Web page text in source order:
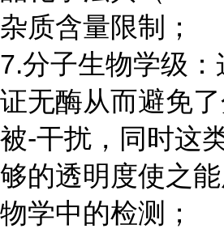
杂质含量限制；
7.分子生物学级
证无酶从而避免
被-干扰，同时这
够的透明度使之
物学中的检测；